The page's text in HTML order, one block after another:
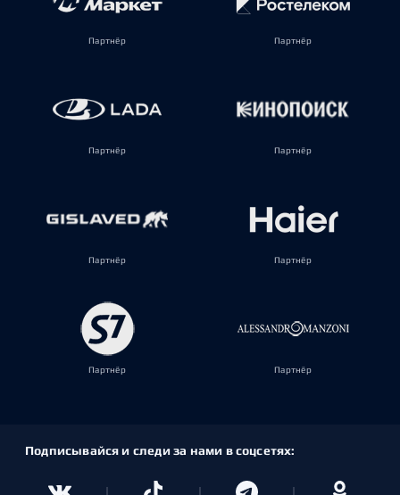
Партнёр Партнёр
Партнёр Партнёр
Партнёр Партнёр
Партнёр Партнёр
Подписывайся и следи за нами в соцсетях: